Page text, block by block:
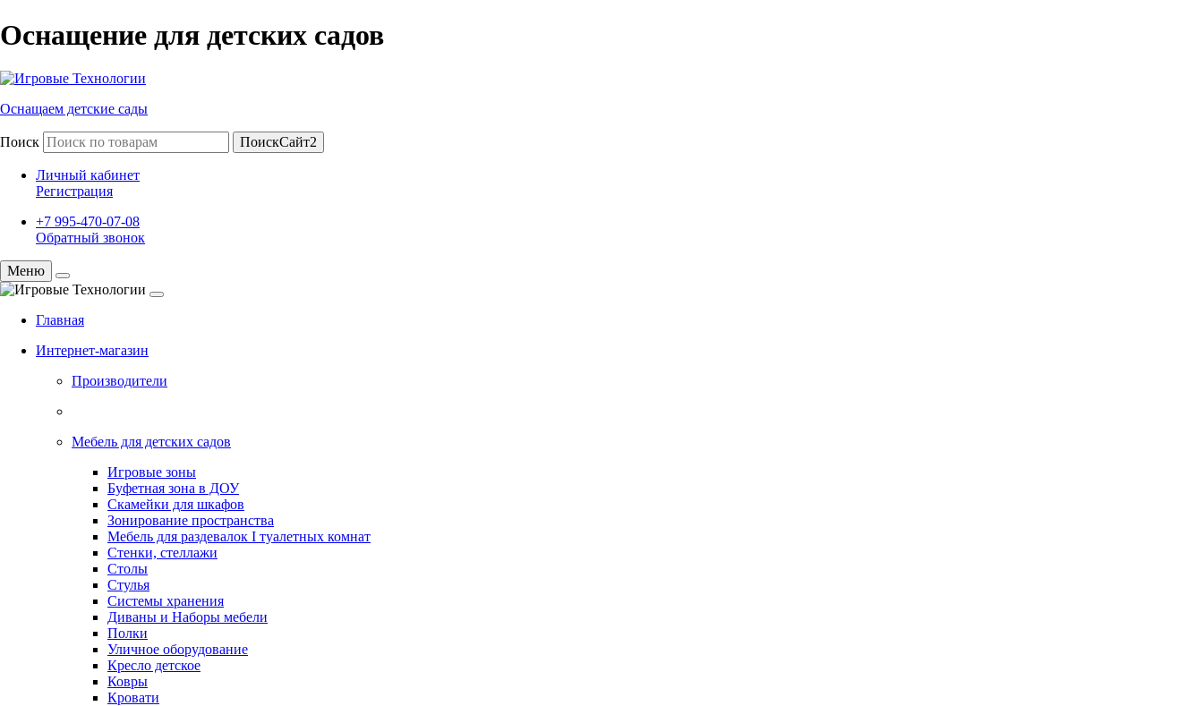
Оснащение для детских садов
Оснащаем детские сады
Поиск ПоискСайт2
Личный кабинет
Регистрация
+7 995-470-07-08
Обратный звонок
Меню
Главная
Интернет-магазин
Производители
Мебель для детских садов
Игровые зоны
Буфетная зона в ДОУ
Скамейки для шкафов
Зонирование пространства
Мебель для раздевалок I туалетных комнат
Стенки, стеллажи
Столы
Стулья
Системы хранения
Диваны и Наборы мебели
Полки
Уличное оборудование
Кресло детское
Ковры
Кровати